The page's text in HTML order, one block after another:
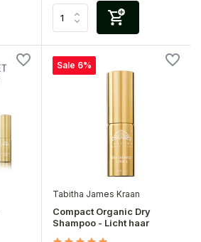
Sale 6%
Tabitha James Kraan
Compact Organic Dry
Shampoo - Licht haar